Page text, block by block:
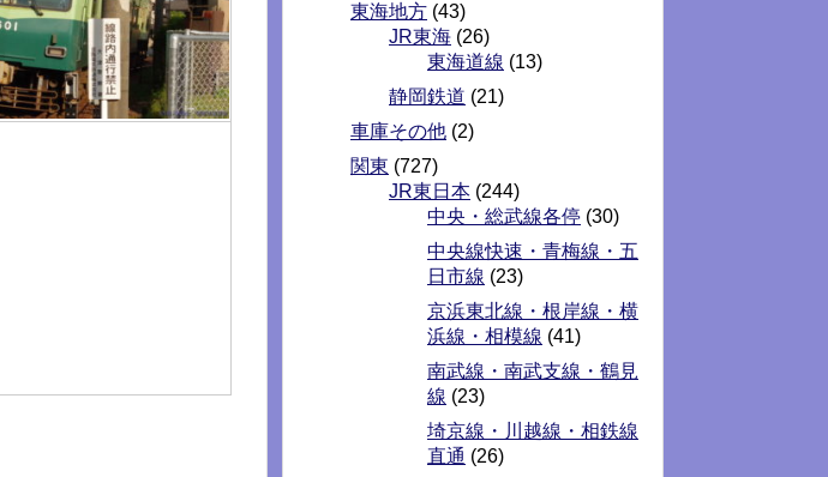
東海地方 (43)
JR東海 (26)
東海道線 (13)
静岡鉄道 (21)
車庫その他 (2)
関東 (727)
JR東日本 (244)
中央・総武線各停 (30)
中央線快速・青梅線・五
日市線 (23)
京浜東北線・根岸線・横
浜線・相模線 (41)
南武線・南武支線・鶴見
線 (23)
埼京線・川越線・相鉄線
直通 (26)